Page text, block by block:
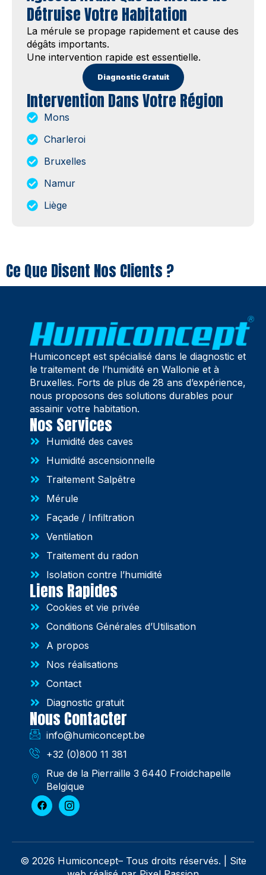
Détruise Votre Habitation
La mérule se propage rapidement et cause des
dégâts importants.
Une intervention rapide est essentielle.
Diagnostic Gratuit
Intervention Dans Votre Région
Mons
Charleroi
Bruxelles
Namur
Liège
Ce Que Disent Nos Clients ?
Humiconcept est spécialisé dans le diagnostic et
le traitement de l’humidité en Wallonie et à
Bruxelles. Forts de plus de 28 ans d’expérience,
nous proposons des solutions durables pour
assainir votre habitation.
Nos Services
Humidité des caves
Humidité ascensionnelle
Traitement Salpêtre
Mérule
Façade / Infiltration
Ventilation
Traitement du radon
Isolation contre l’humidité
Liens Rapides
Cookies et vie privée
Conditions Générales d’Utilisation
A propos
Nos réalisations
Contact
Diagnostic gratuit
Nous Contacter
info@humiconcept.be
+32 (0)800 11 381
Rue de la Pierraille 3 6440 Froidchapelle
Belgique
© 2026 Humiconcept– Tous droits réservés. | Site